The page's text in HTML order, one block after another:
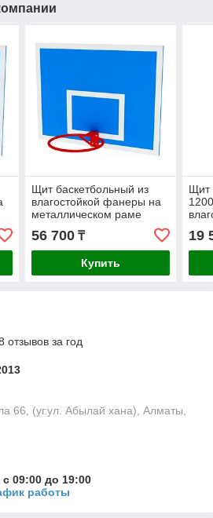
Щит баскетбольный из
влагостойкой фанеры на
металлическом раме
(1800мм х 1050мм без
кольца)
56 700₸
Купить
Щит
19
отзывов за год
66, (уг.ул. Абылай хана), Алматы,
09:00 до 19:00
работы